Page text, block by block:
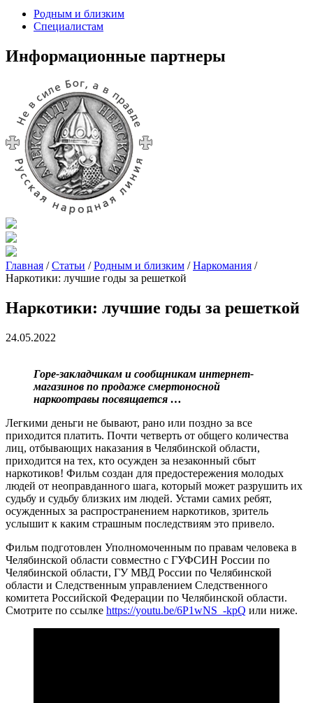
Родным и близким
Специалистам
Информационные партнеры
Главная /Статьи /Родным и близким /Наркомания /
Наркотики: лучшие годы за решеткой
Наркотики: лучшие годы за решеткой
24.05.2022
Горе-закладчикам и сообщникам интернет-
магазинов по продаже смертоносной
наркоотравы посвящается …
Легкими деньги не бывают, рано или поздно за все
приходится платить. Почти четверть от общего количества
лиц, отбывающих наказания в Челябинской области,
приходится на тех, кто осужден за незаконный сбыт
наркотиков! Фильм создан для предостережения молодых
людей от неоправданного шага, который может разрушить их
судьбу и судьбу близких им людей. Устами самих ребят,
осужденных за распространением наркотиков, зритель
услышит к каким страшным последствиям это привело.
Фильм подготовлен Уполномоченным по правам человека в
Челябинской области совместно с ГУФСИН России по
Челябинской области, ГУ МВД России по Челябинской
области и Следственным управлением Следственного
комитета Российской Федерации по Челябинской области.
Смотрите по ссылке https://youtu.be/6P1wNS_-kpQ или ниже.